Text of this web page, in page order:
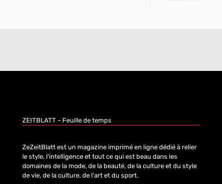
ZEITBLATT – Feuille de temps
ZeZeitBlatt est un magazine imprimé en ligne dédié à relier
le style, l'intelligence et tout ce qui est beau dans les
domaines de la mode, de la beauté, de la culture et du style
de vie, de la culture, de l'art et du sport.